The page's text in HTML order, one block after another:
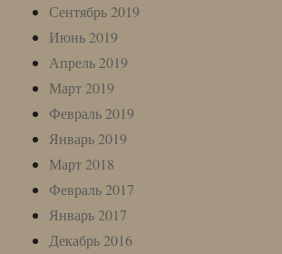
Сентябрь 2019
Июнь 2019
Апрель 2019
Март 2019
Февраль 2019
Январь 2019
Март 2018
Февраль 2017
Январь 2017
Декабрь 2016